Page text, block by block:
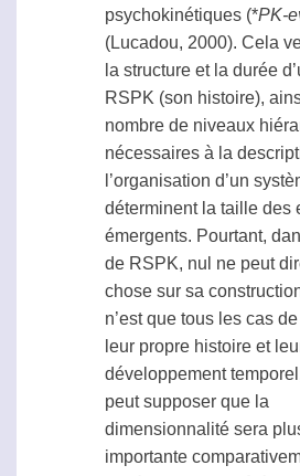
psychokinétiques (*PK-
(Lucadou, 2000). Cela
la structure et la durée
RSPK (son histoire),
nombre de niveaux
nécessaires à la
l’organisation d’un
déterminent la taille des
émergents. Pourtant,
de RSPK, nul ne peut
chose sur sa
n’est que tous les cas de
leur propre histoire et
développement
peut supposer que la
dimensionnalité sera
importante